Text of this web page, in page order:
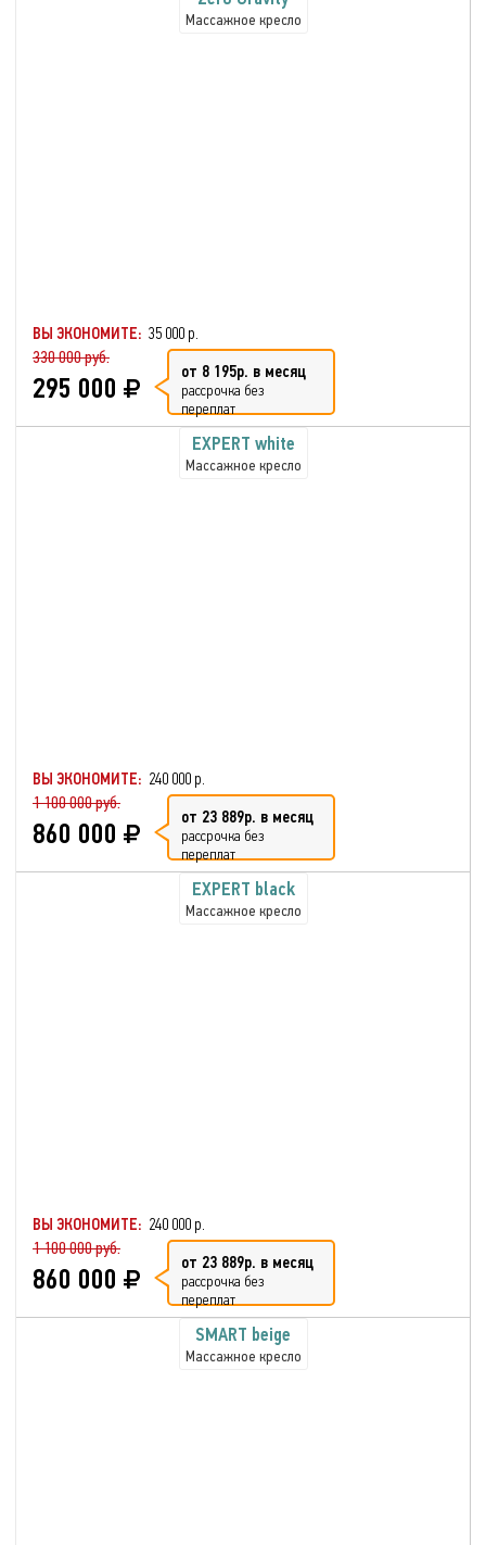
Массажное кресло
ВЫ ЭКОНОМИТЕ: 35 000 р.
330 000 руб.
295 000 от 8 195р. в месяц
рассрочка без
переплат
EXPERT white
Массажное кресло
ВЫ ЭКОНОМИТЕ: 240 000 р.
1 100 000 руб.
860 000 от 23 889р. в месяц
рассрочка без
переплат
EXPERT black
Массажное кресло
ВЫ ЭКОНОМИТЕ: 240 000 р.
1 100 000 руб.
860 000 от 23 889р. в месяц
рассрочка без
переплат
SMART beige
Массажное кресло